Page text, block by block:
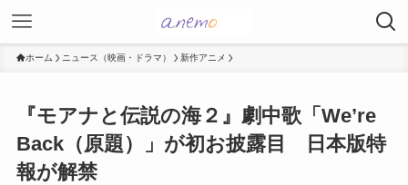
ホーム ニュース（映画・ドラマ） 新作アニメ
『モアナと伝説の海２』劇中歌「We’re
Back（原題）」が初お披露目 日本版特
報が解禁